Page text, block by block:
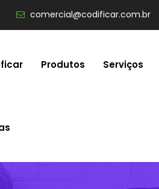
comercial@codificar.com.br
Produtos Serviços